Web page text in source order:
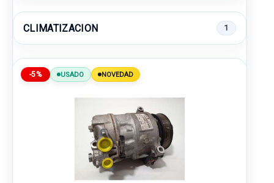
CLIMATIZACION 1
-5% USADO NOVEDAD